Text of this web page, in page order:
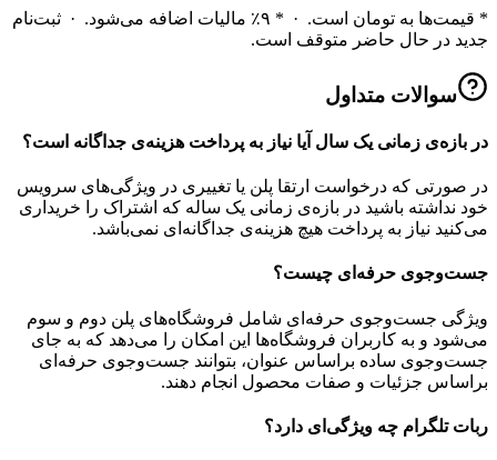
* قیمت‌ها به تومان است. · * ۹٪ مالیات اضافه می‌شود. · ثبت‌نام
جدید در حال حاضر متوقف است.
سوالات متداول
در بازه‌ی زمانی یک سال آیا نیاز به پرداخت هزینه‌ی جداگانه است؟
در صورتی که درخواست ارتقا پلن یا تغییری در ویژگی‌های سرویس
خود نداشته باشید در بازه‌ی زمانی یک ساله که اشتراک را خریداری
می‌کنید نیاز به پرداخت هیچ هزینه‌ی جداگانه‌ای نمی‌باشد.
جست‌وجوی حرفه‌ای چیست؟
ویژگی جست‌وجوی حرفه‌ای شامل فروشگاه‌های پلن دوم و سوم
می‌شود و به کاربران فروشگاه‌ها این امکان را می‌دهد که به جای
جست‌وجوی ساده براساس عنوان، بتوانند جست‌وجوی حرفه‌ای
براساس جزئیات و صفات محصول انجام دهند.
ربات تلگرام چه ویژگی‌ای دارد؟